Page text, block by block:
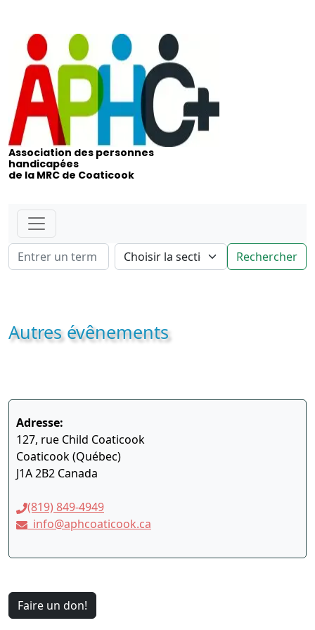
Association des personnes
handicapées
de la MRC de Coaticook
Rechercher
Autres évênements
Adresse:
127, rue Child Coaticook
Coaticook (Québec)
J1A 2B2 Canada
(819) 849-4949
info@aphcoaticook.ca
Faire un don!